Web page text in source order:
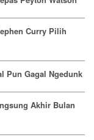
Curry Pilih
Pun Gagal Ngedunk
Akhir Bulan